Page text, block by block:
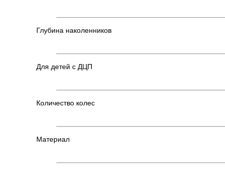
Глубина наколенников
Для детей с ДЦП
Количество колес
Материал